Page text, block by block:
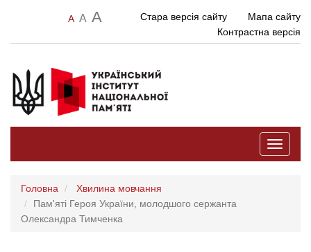
A A A Стара версія сайту
Мапа сайту
Контрастна версія
Toggle
Головна
Хвилина мовчання
Пам'яті Героя України, молодшого сержанта
Олександра Тимченка